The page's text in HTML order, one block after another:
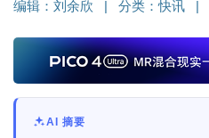
编辑： 刘余欣 分类：快讯
AI 摘要